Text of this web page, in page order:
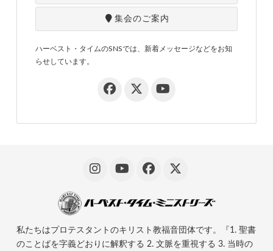
集会のご案内
ハーベスト・タイムのSNSでは、新着メッセージなどをお知
らせしています。
私たちはプロテスタントのキリスト教福音団体です。『1. 聖書
のことばを字義どおりに解釈する 2. 文脈を重視する 3. 当時の